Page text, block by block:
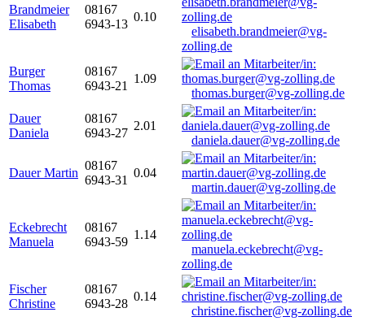
Brandmeier
Elisabeth
08167
6943-13
0.10
elisabeth.brandmeier@vg-
zolling.de
Burger
Thomas
08167
6943-21
1.09
thomas.burger@vg-zolling.de
Dauer
Daniela
08167
6943-27
2.01
daniela.dauer@vg-zolling.de
Dauer Martin
08167
6943-31
0.04
martin.dauer@vg-zolling.de
Eckebrecht
Manuela
08167
6943-59
1.14
manuela.eckebrecht@vg-
zolling.de
Fischer
Christine
08167
6943-28
0.14
christine.fischer@vg-zolling.de